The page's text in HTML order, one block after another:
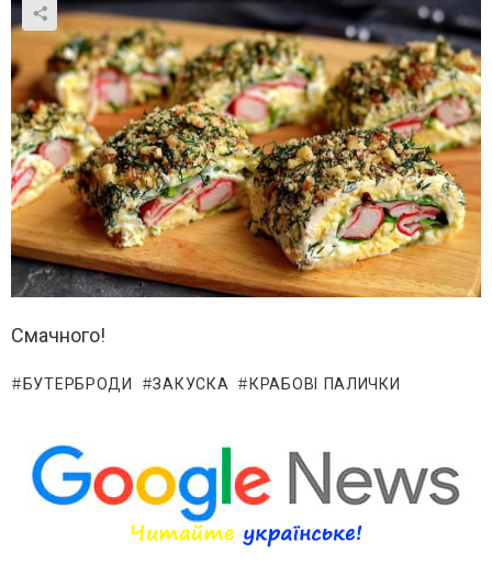
Смачного!
БУТЕРБРОДИ ЗАКУСКА КРАБОВІ ПАЛИЧКИ